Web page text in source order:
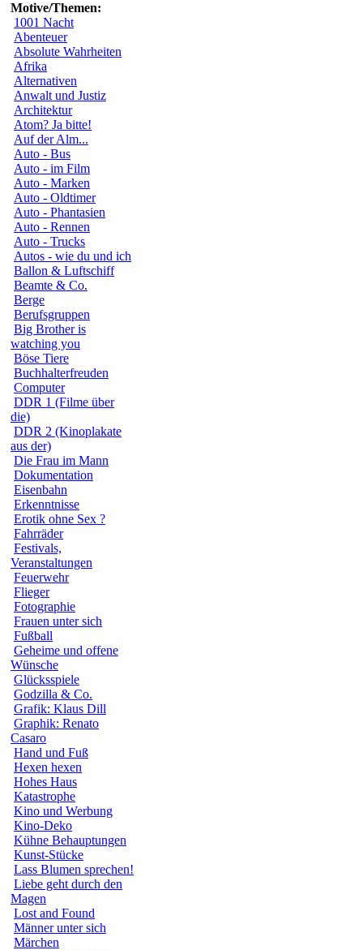
Motive/Themen:
1001 Nacht
Abenteuer
Absolute Wahrheiten
Afrika
Alternativen
Anwalt und Justiz
Architektur
Atom? Ja bitte!
Auf der Alm...
Auto - Bus
Auto - im Film
Auto - Marken
Auto - Oldtimer
Auto - Phantasien
Auto - Rennen
Auto - Trucks
Autos - wie du und ich
Ballon & Luftschiff
Beamte & Co.
Berge
Berufsgruppen
Big Brother is
watching you
Böse Tiere
Buchhalterfreuden
Computer
DDR 1 (Filme über
die)
DDR 2 (Kinoplakate
aus der)
Die Frau im Mann
Dokumentation
Eisenbahn
Erkenntnisse
Erotik ohne Sex ?
Fahrräder
Festivals,
Veranstaltungen
Feuerwehr
Flieger
Fotographie
Frauen unter sich
Fußball
Geheime und offene
Wünsche
Glücksspiele
Godzilla & Co.
Grafik: Klaus Dill
Graphik: Renato
Casaro
Hand und Fuß
Hexen hexen
Hohes Haus
Katastrophe
Kino und Werbung
Kino-Deko
Kühne Behauptungen
Kunst-Stücke
Lass Blumen sprechen!
Liebe geht durch den
Magen
Lost and Found
Männer unter sich
Märchen